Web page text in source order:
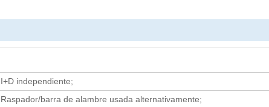
I+D independiente;
Raspador/barra de alambre usada alternativamente;